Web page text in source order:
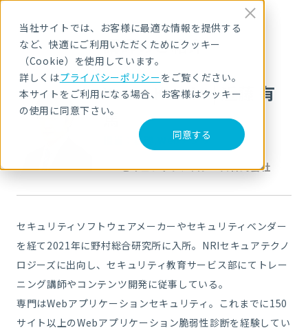
当社サイトでは、お客様に最適な情報を提供する
など、快適にご利用いただくためにクッキー
（Cookie）を使用しています。
詳しくはプライバシーポリシーをご覧ください。
本サイトをご利用になる場合、お客様はクッキー
の使用に同意下さい。
同意する
講師のご紹介
Yuma Kondo|近藤 有
馬
担当：基礎,Webアプリ
NRIセキュアテクノロジーズ株式会社
セキュリティソフトウェアメーカーやセキュリティベンダー
を経て2021年に野村総合研究所に入所。NRIセキュアテクノ
ロジーズに出向し、セキュリティ教育サービス部にてトレー
ニング講師やコンテンツ開発に従事している。
専門はWebアプリケーションセキュリティ。これまでに150
サイト以上のWebアプリケーション脆弱性診断を経験してい